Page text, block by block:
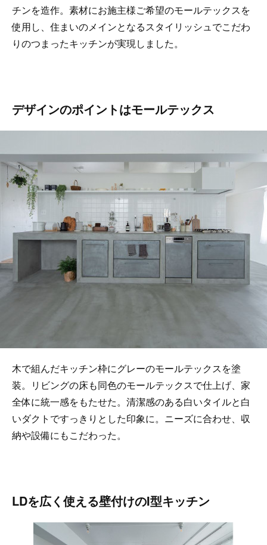
チンを造作。素材にお施主様ご希望のモールテックスを
使用し、住まいのメインとなるスタイリッシュでこだわ
りのつまったキッチンが実現しました。
デザインのポイントはモールテックス
木で組んだキッチン枠にグレーのモールテックスを塗
装。リビングの床も同色のモールテックスで仕上げ、家
全体に統一感をもたせた。清潔感のある白いタイルと白
いダクトですっきりとした印象に。ニーズに合わせ、収
納や設備にもこだわった。
LDを広く使える壁付けのI型キッチン